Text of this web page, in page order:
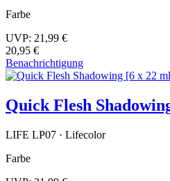
Farbe
UVP: 21,99 €
20,95 €
Benachrichtigung
Quick Flesh
LIFE LP07 · Lifecolor
Farbe